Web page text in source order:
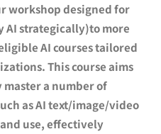
workshop designed for
AI strategically)to more
AI courses tailored
This course aims
a number of
as AI text/image/video
use, effectively